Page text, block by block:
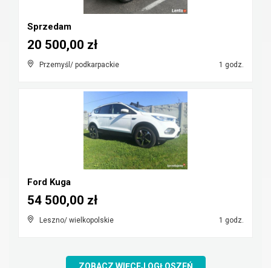
Sprzedam
Przemyśl/ podkarpackie 1 godz.
20 500,00 zł
Ford Kuga
Leszno/ wielkopolskie 1 godz.
54 500,00 zł